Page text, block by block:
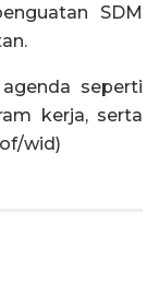
SDM
seperti
kerja, serta
wid)